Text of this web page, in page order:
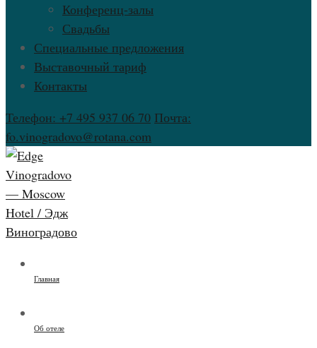
Конференц-залы
Свадьбы
Специальные предложения
Выставочный тариф
Контакты
Телефон: +7 495 937 06 70 Почта:
fo.vinogradovo@rotana.com
Главная
Об отеле